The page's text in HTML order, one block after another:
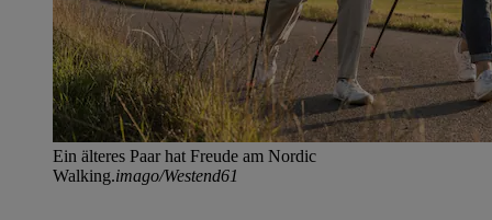
Ein älteres Paar hat Freude am Nordic
Walking.imago/Westend61